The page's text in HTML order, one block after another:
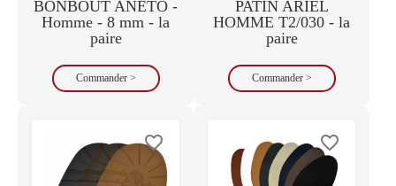
BONBOUT ANETO -
Homme - 8 mm - la
paire
Commander >
PATIN ARIEL
HOMME T2/030 - la
paire
Commander >
favorite_border favorite_border